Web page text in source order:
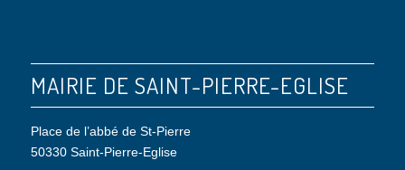
MAIRIE DE SAINT-PIERRE-EGLISE
Place de l’abbé de St-Pierre
50330 Saint-Pierre-Eglise